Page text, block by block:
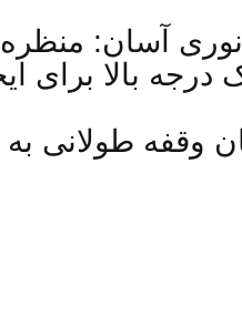
نوری آسان:
درجه بالا
وقفه طولانی